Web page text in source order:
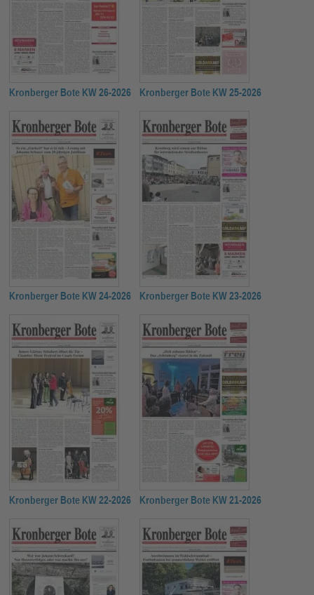
Kronberger Bote KW 26-2026 Kronberger Bote KW 25-2026
Kronberger Bote KW 24-2026 Kronberger Bote KW 23-2026
Kronberger Bote KW 22-2026 Kronberger Bote KW 21-2026